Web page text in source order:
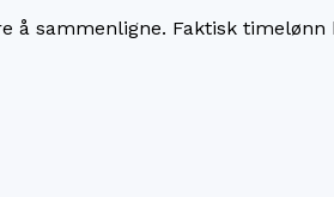
å sammenligne. Faktisk timelønn